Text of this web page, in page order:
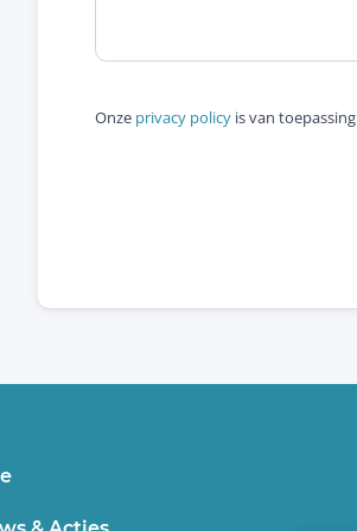
Onze privacy policy is van toepassing